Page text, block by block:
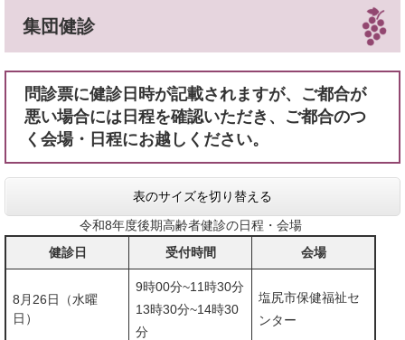
集団健診
問診票に健診日時が記載されますが、ご都合が
悪い場合には日程を確認いただき、ご都合のつ
く会場・日程にお越しください。
表のサイズを切り替える
令和8年度後期高齢者健診の日程・会場
健診日
受付時間 会場
8月26日（水曜
日）
9時00分~11時30分
13時30分~14時30
分
塩尻市保健福祉セ
ンター